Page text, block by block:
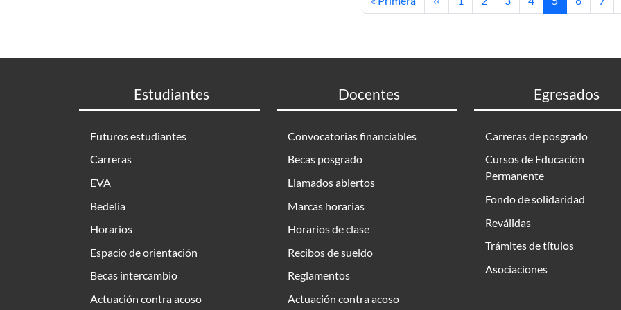
Estudiantes
Futuros estudiantes
Carreras
EVA
Bedelia
Horarios
Espacio de orientación
Becas intercambio
Actuación contra acoso
Docentes
Convocatorias financiables
Becas posgrado
Llamados abiertos
Marcas horarias
Horarios de clase
Recibos de sueldo
Reglamentos
Actuación contra acoso
Egresados
Carreras de posgrado
Cursos de Educación
Permanente
Fondo de solidaridad
Reválidas
Trámites de títulos
Asociaciones